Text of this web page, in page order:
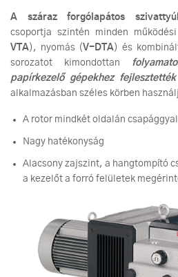
A száraz forgólapátos
csoportja szintén minden
VTA), nyomás (V-DTA) és
sorozatot kimondottan
papírkezelő gépekhez
alkalmazásban széles körben
A rotor mindkét oldalán
Nagy hatékonyság
Alacsony zajszint, a hangtompító
a kezelőt a forró felületek